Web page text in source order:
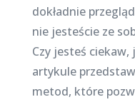
dokładnie
nie jesteście ze
Czy jesteś
artykule
metod, które